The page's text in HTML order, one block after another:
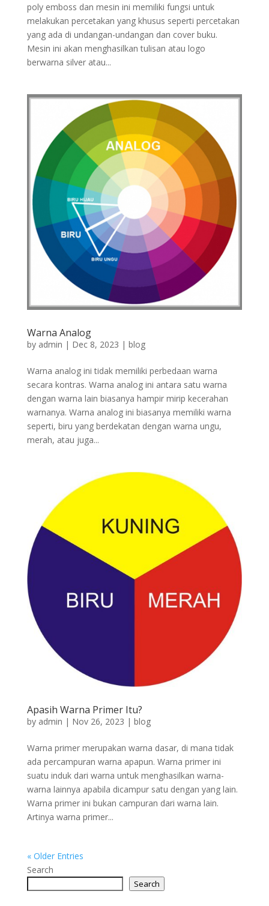
poly emboss dan mesin ini memiliki fungsi untuk
melakukan percetakan yang khusus seperti percetakan
yang ada di undangan-undangan dan cover buku.
Mesin ini akan menghasilkan tulisan atau logo
berwarna silver atau...
Warna Analog
by admin | Dec 8, 2023 | blog
Warna analog ini tidak memiliki perbedaan warna
secara kontras. Warna analog ini antara satu warna
dengan warna lain biasanya hampir mirip kecerahan
warnanya. Warna analog ini biasanya memiliki warna
seperti, biru yang berdekatan dengan warna ungu,
merah, atau juga...
Apasih Warna Primer Itu?
by admin | Nov 26, 2023 | blog
Warna primer merupakan warna dasar, di mana tidak
ada percampuran warna apapun. Warna primer ini
suatu induk dari warna untuk menghasilkan warna-
warna lainnya apabila dicampur satu dengan yang lain.
Warna primer ini bukan campuran dari warna lain.
Artinya warna primer...
« Older Entries
Search
Search